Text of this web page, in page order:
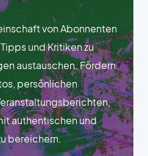
von Abonnenten
und Kritiken zu
austauschen. Fördern
persönlichen
authentischen und
bereichern.